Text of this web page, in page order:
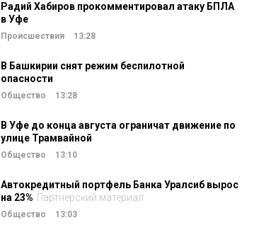
Радий Хабиров прокомментировал атаку БПЛА
в Уфе
Происшествия 13:28
В Башкирии снят режим беспилотной
опасности
Общество 13:28
В Уфе до конца августа ограничат движение по
улице Трамвайной
Общество 13:10
Автокредитный портфель Банка Уралсиб вырос
на 23% Партнерский материал
Общество 13:03